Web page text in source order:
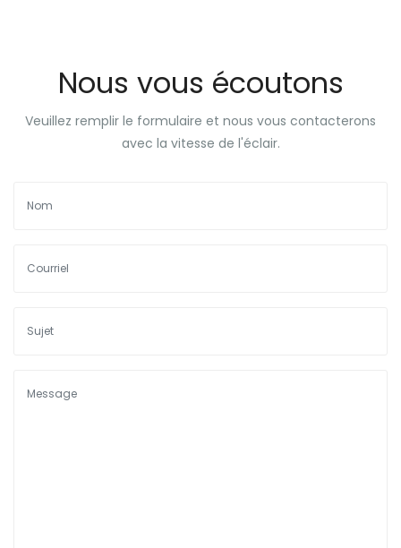
Nous vous écoutons
Veuillez remplir le formulaire et nous vous contacterons
avec la vitesse de l'éclair.